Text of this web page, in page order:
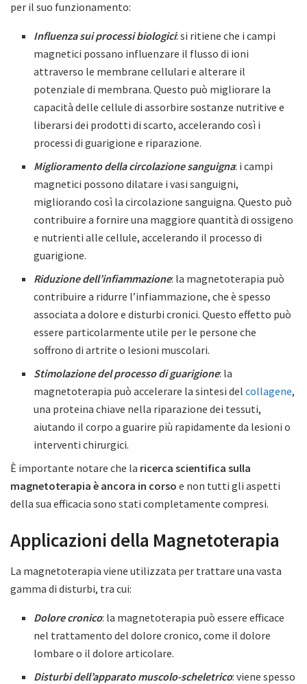
per il suo funzionamento:
Influenza sui processi biologici: si ritiene che i campi
magnetici possano influenzare il flusso di ioni
attraverso le membrane cellulari e alterare il
potenziale di membrana. Questo può migliorare la
capacità delle cellule di assorbire sostanze nutritive e
liberarsi dei prodotti di scarto, accelerando così i
processi di guarigione e riparazione.
Miglioramento della circolazione sanguigna: i campi
magnetici possono dilatare i vasi sanguigni,
migliorando così la circolazione sanguigna. Questo può
contribuire a fornire una maggiore quantità di ossigeno
e nutrienti alle cellule, accelerando il processo di
guarigione.
Riduzione dell’infiammazione: la magnetoterapia può
contribuire a ridurre l’infiammazione, che è spesso
associata a dolore e disturbi cronici. Questo effetto può
essere particolarmente utile per le persone che
soffrono di artrite o lesioni muscolari.
Stimolazione del processo di guarigione: la
magnetoterapia può accelerare la sintesi delcollagene,
una proteina chiave nella riparazione dei tessuti,
aiutando il corpo a guarire più rapidamente da lesioni o
interventi chirurgici.
È importante notare che la ricerca scientifica sulla
magnetoterapia è ancora in corso e non tutti gli aspetti
della sua efficacia sono stati completamente compresi.
Applicazioni della Magnetoterapia
La magnetoterapia viene utilizzata per trattare una vasta
gamma di disturbi, tra cui:
Dolore cronico: la magnetoterapia può essere efficace
nel trattamento del dolore cronico, come il dolore
lombare o il dolore articolare.
Disturbi dell’apparato muscolo-scheletrico: viene spesso